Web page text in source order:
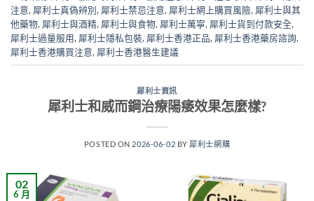
注意, 犀利士真偽辨別, 犀利士禁忌注意, 犀利士網上購買風險, 犀利士與其
他藥物, 犀利士與酒精, 犀利士與食物, 犀利士萬寧, 犀利士貨到付款安全,
犀利士過量服用, 犀利士隱私包裝, 犀利士香港正品, 犀利士香港藥房諮詢,
犀利士香港購買注意, 犀利士香港醫生建議
犀利士資訊
犀利士和威而鋼治療陽痿效果怎麼樣?
POSTED ON 2026-06-02 BY 犀利士網購
02
6 月